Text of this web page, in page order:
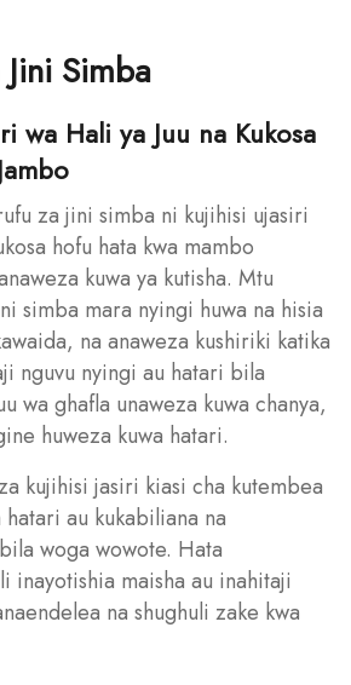
Simba
wa Hali ya Juu na Kukosa
za jini simba ni kujihisi ujasiri
hofu hata kwa mambo
kuwa ya kutisha. Mtu
simba mara nyingi huwa na hisia
na anaweza kushiriki katika
nguvu nyingi au hatari bila
wa ghafla unaweza kuwa chanya,
huweza kuwa hatari.
kujihisi jasiri kiasi cha kutembea
au kukabiliana na
woga wowote. Hata
inayotishia maisha au inahitaji
na shughuli zake kwa